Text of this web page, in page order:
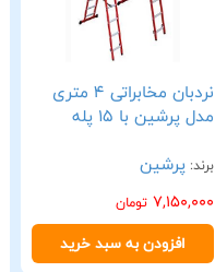
نردبان مخابراتی 4 متری
مدل پرشین با 15 پله
برند: پرشین
7,150,000 تومان
افزودن به سبد خرید